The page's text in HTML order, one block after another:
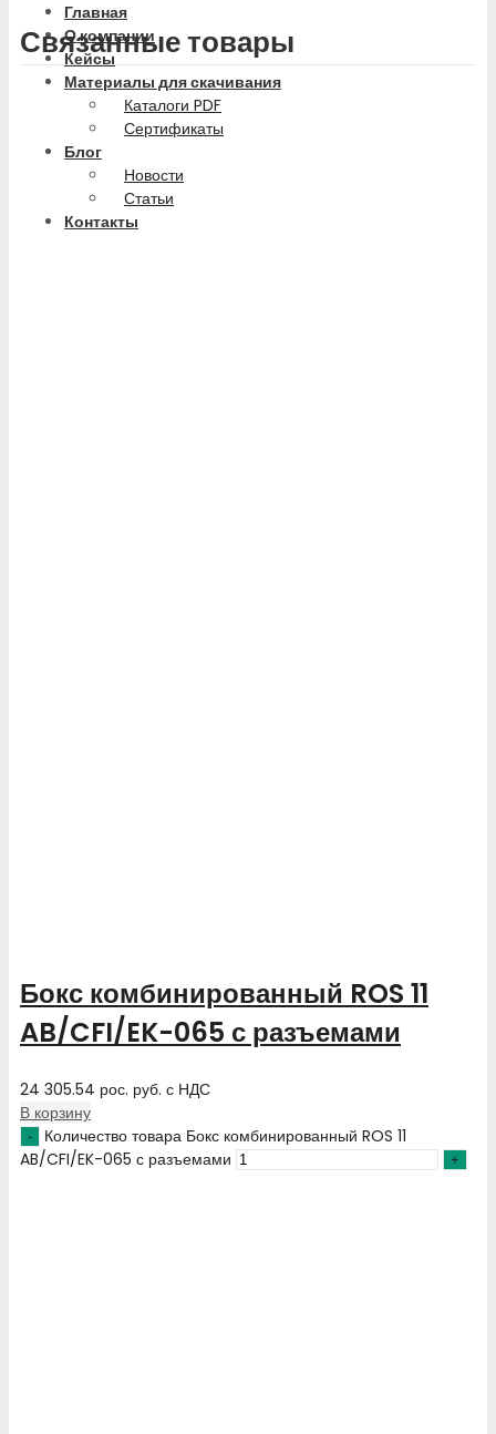
Главная
О компании
Кейсы
Материалы для скачивания
Каталоги PDF
Сертификаты
Блог
Новости
Статьи
Контакты
Связанные товары
Бокс комбинированный ROS 11
AB/CFI/EK-065 с разъемами
24 305.54 рос. руб. с НДС
В корзину
Количество товара Бокс комбинированный ROS 11
AB/CFI/EK-065 с разъемами